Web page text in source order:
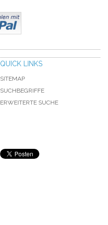
QUICK LINKS
SITEMAP
SUCHBEGRIFFE
ERWEITERTE SUCHE